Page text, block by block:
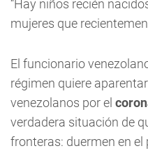
“Hay niños recién
mujeres que
El funcionario
régimen quiere
venezolanos por el
verdadera situación de
fronteras: duermen en